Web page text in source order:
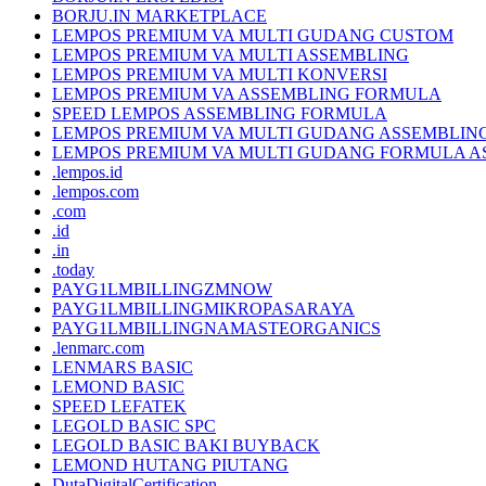
BORJU.IN MARKETPLACE
LEMPOS PREMIUM VA MULTI GUDANG CUSTOM
LEMPOS PREMIUM VA MULTI ASSEMBLING
LEMPOS PREMIUM VA MULTI KONVERSI
LEMPOS PREMIUM VA ASSEMBLING FORMULA
SPEED LEMPOS ASSEMBLING FORMULA
LEMPOS PREMIUM VA MULTI GUDANG
LEMPOS PREMIUM VA MULTI GUDANG FORMULA
.lempos.id
.lempos.com
.com
.id
.in
.today
PAYG1LMBILLINGZMNOW
PAYG1LMBILLINGMIKROPASARAYA
PAYG1LMBILLINGNAMASTEORGANICS
.lenmarc.com
LENMARS BASIC
LEMOND BASIC
SPEED LEFATEK
LEGOLD BASIC SPC
LEGOLD BASIC BAKI BUYBACK
LEMOND HUTANG PIUTANG